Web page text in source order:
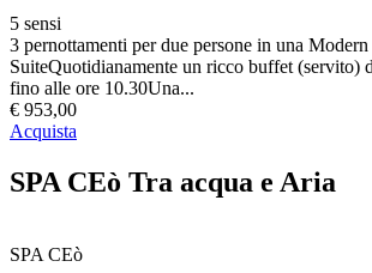
5 sensi
3 pernottamenti per due persone in una
SuiteQuotidianamente un ricco buffet (servito)
fino alle ore 10.30Una...
€ 953,00
Acquista
SPA CEò Tra acqua e Aria
SPA CEò